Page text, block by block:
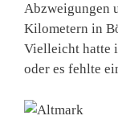
Abzweigungen
Kilometern in
Vielleicht hatte
oder es fehlte